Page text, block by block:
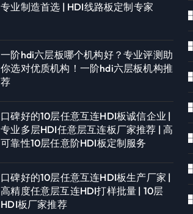
专业制造首选 | HDI线路板定制专家
一阶hdi六层板哪个机构好？专业评测助
你选对优质机构！一阶hdi六层板机构推
荐
口碑好的10层任意互连HDI板诚信企业 |
专业多层HDI任意层互连板厂家推荐 | 高
可靠性10层任意阶HDI板定制服务
口碑好的10层任意互连HDI板生产厂家 |
高精度任意层互连HDI打样批量 | 10层
HDI板厂家推荐